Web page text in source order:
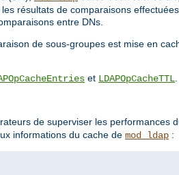
résultats de comparaisons
entre DNs.
de sous-groupes est mise en
et LDAPOpCacheTTL
de superviser les performances
informations du cache de mod_ldap :